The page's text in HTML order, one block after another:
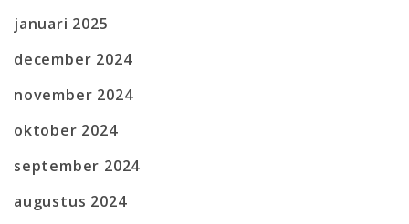
januari 2025
december 2024
november 2024
oktober 2024
september 2024
augustus 2024